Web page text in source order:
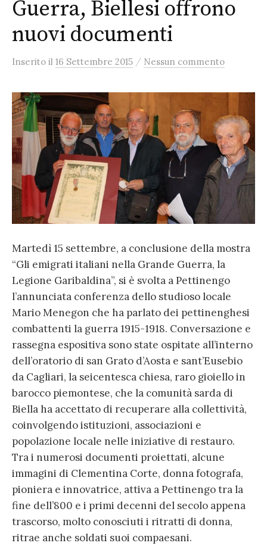
Guerra, Biellesi offrono
nuovi documenti
Inserito il 16 Settembre 2015 / Nessun commento
Martedì 15 settembre, a conclusione della mostra
“Gli emigrati italiani nella Grande Guerra, la
Legione Garibaldina”, si è svolta a Pettinengo
l’annunciata conferenza dello studioso locale
Mario Menegon che ha parlato dei pettinenghesi
combattenti la guerra 1915-1918. Conversazione e
rassegna espositiva sono state ospitate all’interno
dell’oratorio di san Grato d’Aosta e sant’Eusebio
da Cagliari, la seicentesca chiesa, raro gioiello in
barocco piemontese, che la comunità sarda di
Biella ha accettato di recuperare alla collettività,
coinvolgendo istituzioni, associazioni e
popolazione locale nelle iniziative di restauro.
Tra i numerosi documenti proiettati, alcune
immagini di Clementina Corte, donna fotografa,
pioniera e innovatrice, attiva a Pettinengo tra la
fine dell’800 e i primi decenni del secolo appena
trascorso, molto conosciuti i ritratti di donna,
ritrae anche soldati suoi compaesani.